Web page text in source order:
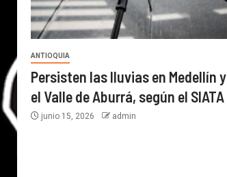
ANTIOQUIA
Persisten las lluvias en Medellín y
el Valle de Aburrá, según el SIATA
junio 15, 2026 admin